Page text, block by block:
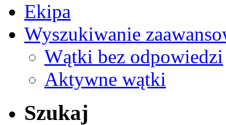
Ekipa
Wyszukiwanie
Wątki bez odpowiedzi
Aktywne wątki
Szukaj